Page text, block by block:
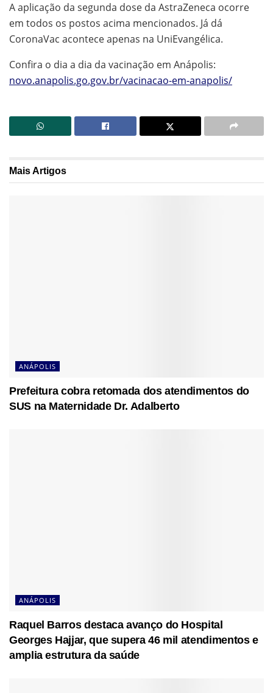
A aplicação da segunda dose da AstraZeneca ocorre
em todos os postos acima mencionados. Já dá
CoronaVac acontece apenas na UniEvangélica.
Confira o dia a dia da vacinação em Anápolis:
novo.anapolis.go.gov.br/vacinacao-em-anapolis/
MaisArtigos
ANÁPOLIS
Prefeitura cobra retomada dos atendimentos do
SUS na Maternidade Dr. Adalberto
ANÁPOLIS
Raquel Barros destaca avanço do Hospital
Georges Hajjar, que supera 46 mil atendimentos e
amplia estrutura da saúde